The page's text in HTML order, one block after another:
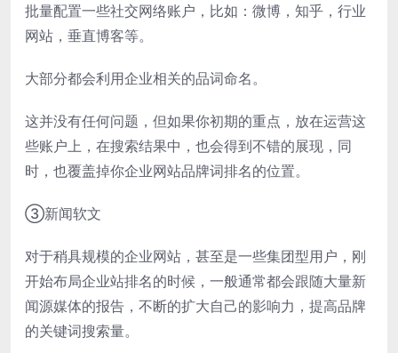
批量配置一些社交网络账户，比如：微博，知乎，行业
网站，垂直博客等。
大部分都会利用企业相关的品词命名。
这并没有任何问题，但如果你初期的重点，放在运营这
些账户上，在搜索结果中，也会得到不错的展现，同
时，也覆盖掉你企业网站品牌词排名的位置。
③新闻软文
对于稍具规模的企业网站，甚至是一些集团型用户，刚
开始布局企业站排名的时候，一般通常都会跟随大量新
闻源媒体的报告，不断的扩大自己的影响力，提高品牌
的关键词搜索量。